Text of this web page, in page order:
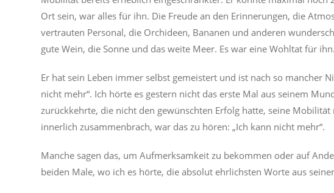
Ort sein, war alles für ihn. Die Freude an den Erinnerungen, die
vertrauten Personal, die Orchideen, Bananen und anderen
gute Wein, die Sonne und das weite Meer. Es war eine Wohltat für ihn.
Er hat sein Leben immer selbst gemeistert und ist nach so mancher
nicht mehr“. Ich hörte es gestern nicht das erste Mal aus seinem
zurückkehrte, die nicht den gewünschten Erfolg hatte, seine
innerlich zusammenbrach, war das zu hören: „Ich kann nicht mehr“.
Manche sagen das, um Aufmerksamkeit zu bekommen oder auf
beiden Male, wo ich es hörte, die absolut ehrlichsten Worte aus